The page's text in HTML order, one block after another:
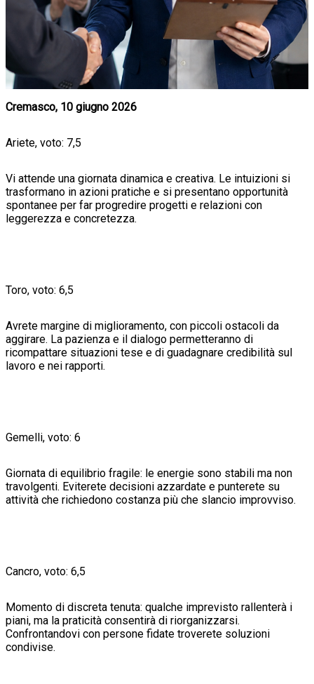
Cremasco, 10 giugno 2026
Ariete, voto: 7,5
Vi attende una giornata dinamica e creativa. Le intuizioni si
trasformano in azioni pratiche e si presentano opportunità
spontanee per far progredire progetti e relazioni con
leggerezza e concretezza.
Toro, voto: 6,5
Avrete margine di miglioramento, con piccoli ostacoli da
aggirare. La pazienza e il dialogo permetteranno di
ricompattare situazioni tese e di guadagnare credibilità sul
lavoro e nei rapporti.
Gemelli, voto: 6
Giornata di equilibrio fragile: le energie sono stabili ma non
travolgenti. Eviterete decisioni azzardate e punterete su
attività che richiedono costanza più che slancio improvviso.
Cancro, voto: 6,5
Momento di discreta tenuta: qualche imprevisto rallenterà i
piani, ma la praticità consentirà di riorganizzarsi.
Confrontandovi con persone fidate troverete soluzioni
condivise.